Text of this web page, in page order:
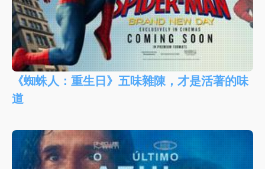
《蜘蛛人：重生日》五味雜陳，才是活著的味
道